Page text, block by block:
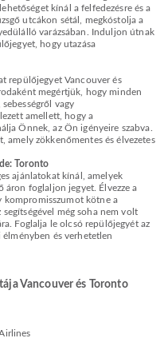
kínál a felfedezésre és a
utcákon sétál, megkóstolja a
varázsában. Induljon útnak
hogy utazása
repülőjegyet Vancouver és
megértjük, hogy minden
vagy
amellett, hogy a
Önnek, az Ön igényeire szabva.
amely zökkenőmentes és élvezetes
Toronto
ajánlatokat kínál, amelyek
áron foglaljon jegyet. Élvezze a
kompromisszumot kötne a
még soha nem volt
Foglalja le olcsó repülőjegyét az
élményben és verhetetlen
Vancouver és Toronto